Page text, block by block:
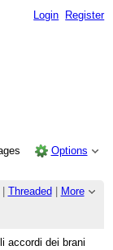
Login Register
Options
Threaded
More
accordi dei brani